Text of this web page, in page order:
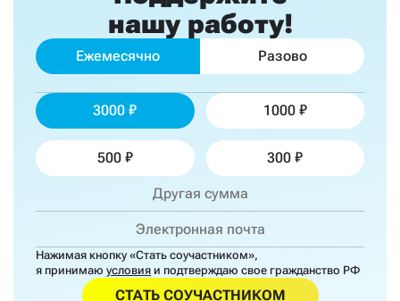
нашу работу!
Ежемесячно Разово
3000 1000
500 300
Нажимая кнопку «Стать соучастником»,
я принимаю условия и подтверждаю свое гражданство РФ
СТАТЬ СОУЧАСТНИКОМ